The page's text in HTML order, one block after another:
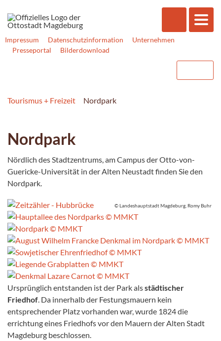
Impressum Datenschutzinformation
Unternehmen
Presseportal
Bilderdownload
Tourismus + Freizeit Nordpark
Nordpark
Nördlich des Stadtzentrums, am Campus der Otto-von-
Guericke-Universität in der Alten Neustadt finden Sie den
Nordpark.
© Landeshauptstadt Magdeburg, Romy Buhr
Ursprünglich entstanden ist der Park alsstädtischer
Friedhof . Da innerhalb der Festungsmauern kein
entsprechender Platz vorhanden war, wurde 1824 die
errichtung eines Friedhofs vor den Mauern der Alten Stadt
Magdeburg beschlossen.